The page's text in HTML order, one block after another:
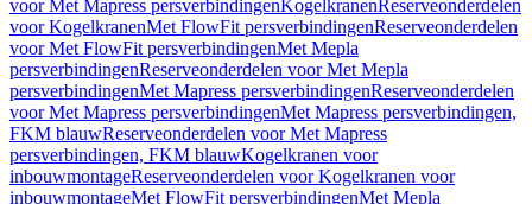
voor Met Mapress persverbindingenKogelkranenReserveonderdelen
voor KogelkranenMet FlowFit persverbindingenReserveonderdelen
voor Met FlowFit persverbindingenMet Mepla
persverbindingenReserveonderdelen voor Met Mepla
persverbindingenMet Mapress persverbindingenReserveonderdelen
voor Met Mapress persverbindingenMet Mapress persverbindingen,
FKM blauwReserveonderdelen voor Met Mapress
persverbindingen, FKM blauwKogelkranen voor
inbouwmontageReserveonderdelen voor Kogelkranen voor
inbouwmontageMet FlowFit persverbindingenMet Mepla